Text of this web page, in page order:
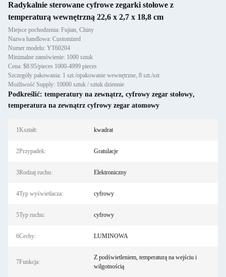
Radykalnie sterowane cyfrowe zegarki stołowe z
temperaturą wewnętrzną 22,6 x 2,7 x 18,8 cm
Miejsce pochodzenia: Fujian, Chiny
Nazwa handlowa: Customized
Numer modelu: YT60204
Minimalne zamówienie: 1000 sztuk
Cena: $8.95/pieces 1000-4999 pieces
Szczegóły pakowania: 1 szt./opakowanie wewnętrzne, 8 szt./szt
Możliwość Supply: 10000 sztuk / sztuk dziennie
Podkreślić: temperatury na zewnątrz, cyfrowy zegar stołowy,
temperatura na zewnątrz cyfrowy zegar atomowy
1Kształt: kwadrat
2Przypadek: Gratulacje
3Rodzaj ruchu: Elektroniczny
4Typ wyświetlacza: cyfrowy
5Typ ruchu: cyfrowy
6Cechy: LUMINOWA
7Funkcja:
Z podświetleniem, temperaturą na wejściu i
wilgotnością